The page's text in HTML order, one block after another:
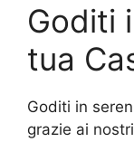
Goditi
tua
Goditi in
grazie ai